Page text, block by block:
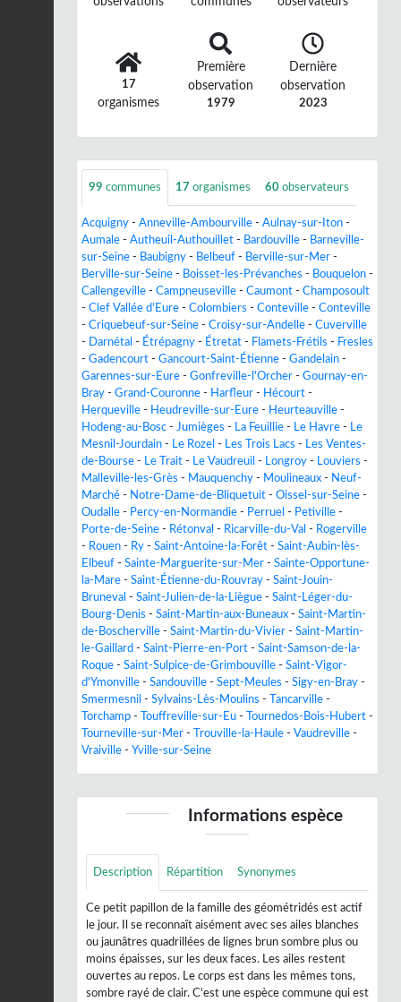
17
organismes
Première
observation
1979
Dernière
observation
2023
99 communes 17 organismes 60 observateurs
Acquigny - Anneville-Ambourville - Aulnay-sur-Iton -
Aumale - Autheuil-Authouillet - Bardouville - Barneville-
sur-Seine - Baubigny - Belbeuf - Berville-sur-Mer -
Berville-sur-Seine - Boisset-les-Prévanches - Bouquelon -
Callengeville - Campneuseville - Caumont - Champosoult
- Clef Vallée d'Eure - Colombiers - Conteville - Conteville
- Criquebeuf-sur-Seine - Croisy-sur-Andelle - Cuverville
-
Darnétal - Étrépagny - Étretat - Flamets-Frétils - Fresles
- Gadencourt - Gancourt-Saint-Étienne - Gandelain -
Garennes-sur-Eure - Gonfreville-l'Orcher - Gournay-en-
Bray - Grand-Couronne - Harfleur - Hécourt -
Herqueville - Heudreville-sur-Eure - Heurteauville -
Hodeng-au-Bosc - Jumièges - La Feuillie - Le Havre - Le
Mesnil-Jourdain - Le Rozel - Les Trois Lacs - Les Ventes-
de-Bourse - Le Trait - Le Vaudreuil - Longroy - Louviers -
Malleville-les-Grès - Mauquenchy - Moulineaux - Neuf-
Marché - Notre-Dame-de-Bliquetuit - Oissel-sur-Seine -
Oudalle - Percy-en-Normandie - Perruel - Petiville -
Porte-de-Seine - Rétonval - Ricarville-du-Val - Rogerville
- Rouen - Ry - Saint-Antoine-la-Forêt - Saint-Aubin-lès-
Elbeuf - Sainte-Marguerite-sur-Mer - Sainte-Opportune-
la-Mare - Saint-Étienne-du-Rouvray - Saint-Jouin-
Bruneval - Saint-Julien-de-la-Liègue - Saint-Léger-du-
Bourg-Denis - Saint-Martin-aux-Buneaux - Saint-Martin-
de-Boscherville - Saint-Martin-du-Vivier - Saint-Martin-
le-Gaillard - Saint-Pierre-en-Port - Saint-Samson-de-la-
Roque - Saint-Sulpice-de-Grimbouville - Saint-Vigor-
d'Ymonville - Sandouville - Sept-Meules - Sigy-en-Bray -
Smermesnil - Sylvains-Lès-Moulins - Tancarville -
Torchamp - Touffreville-sur-Eu - Tournedos-Bois-Hubert -
Tourneville-sur-Mer - Trouville-la-Haule - Vaudreville -
Vraiville - Yville-sur-Seine
Informations espèce
Description Répartition Synonymes
Ce petit papillon de la famille des géométridés est actif
le jour. Il se reconnaît aisément avec ses ailes blanches
ou jaunâtres quadrillées de lignes brun sombre plus ou
moins épaisses, sur les deux faces. Les ailes restent
ouvertes au repos. Le corps est dans les mêmes tons,
sombre rayé de clair. C'est une espèce commune qui est